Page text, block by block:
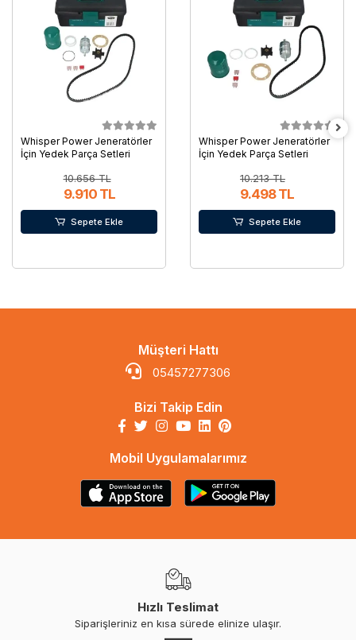
Whisper Power Jeneratörler
İçin Yedek Parça Setleri
10.656 TL
9.910 TL
Sepete Ekle
Whisper Power Jeneratörler
İçin Yedek Parça Setleri
10.213 TL
9.498 TL
Sepete Ekle
Müşteri Hattı
05457277306
Bizi Takip Edin
Mobil Uygulamalarımız
Hızlı Teslimat
Siparişleriniz en kısa sürede elinize ulaşır.